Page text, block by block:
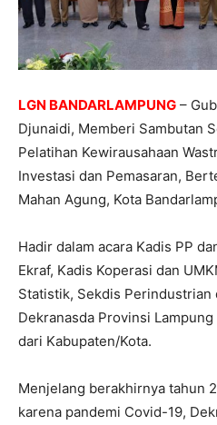
LGN BANDARLAMPUNG –
Djunaidi, Memberi Sambutan
Pelatihan Kewirausahaan
Investasi dan Pemasaran,
Mahan Agung, Kota
Hadir dalam acara Kadis PP
Ekraf, Kadis Koperasi dan
Statistik, Sekdis Perindustrian
Dekranasda Provinsi
dari Kabupaten/Kota.
Menjelang berakhirnya tahun
karena pandemi Covid-19,